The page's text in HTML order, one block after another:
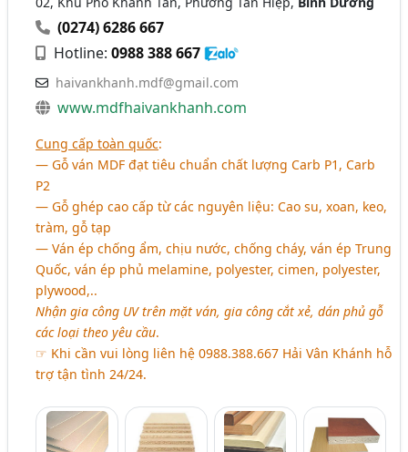
(0274) 6286 667
Hotline:0988 388 667
haivankhanh.mdf@gmail.com
www.mdfhaivankhanh.com
Cung cấp toàn quốc:
― Gỗ ván MDF đạt tiêu chuẩn chất lượng Carb P1, Carb
P2
― Gỗ ghép cao cấp từ các nguyên liệu: Cao su, xoan, keo,
tràm, gỗ tạp
― Ván ép chống ẩm, chịu nước, chống cháy, ván ép Trung
Quốc, ván ép phủ melamine, polyester, cimen, polyester,
plywood,..
Nhận gia công UV trên mặt ván, gia công cắt xẻ, dán phủ gỗ
các loại theo yêu cầu.
☞ Khi cần vui lòng liên hệ 0988.388.667 Hải Vân Khánh hỗ
trợ tận tình 24/24.